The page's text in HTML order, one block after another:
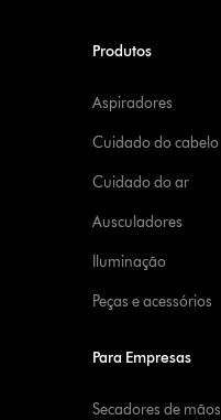
Produtos
Aspiradores
Cuidado do cabelo
Cuidado do ar
Ausculadores
Iluminação
Peças e acessórios
Para Empresas
Secadores de mãos